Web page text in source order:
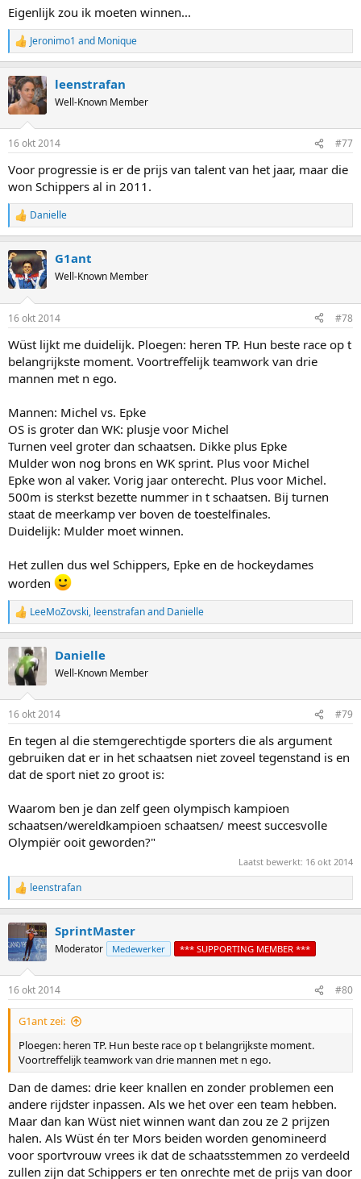
Eigenlijk zou ik moeten winnen...
R
e
c
t
i
s
Jeronimo1 and Monique
leenstrafan
Well-Known Member
16 okt 2014 #77
Voor progressie is er de prijs van talent van het jaar, maar die
won Schippers al in 2011.
R
e
c
t
i
s
Danielle
G1ant
Well-Known Member
16 okt 2014 #78
Wüst lijkt me duidelijk. Ploegen: heren TP. Hun beste race op t
belangrijkste moment. Voortreffelijk teamwork van drie
mannen met n ego.
Mannen: Michel vs. Epke
OS is groter dan WK: plusje voor Michel
Turnen veel groter dan schaatsen. Dikke plus Epke
Mulder won nog brons en WK sprint. Plus voor Michel
Epke won al vaker. Vorig jaar onterecht. Plus voor Michel.
500m is sterkst bezette nummer in t schaatsen. Bij turnen
staat de meerkamp ver boven de toestelfinales.
Duidelijk: Mulder moet winnen.
Het zullen dus wel Schippers, Epke en de hockeydames
worden
R
e
t
i
s
LeeMoZovski, leenstrafanand Danielle
Danielle
Well-Known Member
16 okt 2014 #79
En tegen al die stemgerechtigde sporters die als argument
gebruiken dat er in het schaatsen niet zoveel tegenstand is en
dat de sport niet zo groot is:
Waarom ben je dan zelf geen olympisch kampioen
schaatsen/wereldkampioen schaatsen/ meest succesvolle
Olympiër ooit geworden?"
Laatst bewerkt: 16 okt 2014
R
e
t
i
s
:
leenstrafan
SprintMaster
Moderator Medewerker *** SUPPORTING MEMBER ***
16 okt 2014 #80
G1ant zei:
Ploegen: heren TP. Hun beste race op t belangrijkste moment.
Voortreffelijk teamwork van drie mannen met n ego.
Dan de dames: drie keer knallen en zonder problemen een
andere rijdster inpassen. Als we het over een team hebben.
Maar dan kan Wüst niet winnen want dan zou ze 2 prijzen
halen. Als Wüst én ter Mors beiden worden genomineerd
voor sportvrouw vrees ik dat de schaatsstemmen zo verdeeld
zullen zijn dat Schippers er ten onrechte met de prijs van door